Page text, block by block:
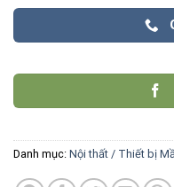
Danh mục: Nội thất / Thiết bị